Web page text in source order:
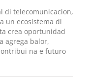
di telecomunicacion,
un ecosistema di
crea oportunidad
agrega balor,
na e futuro